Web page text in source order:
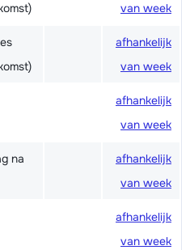
van week
afhankelijk
van week
afhankelijk
van week
na
afhankelijk
van week
afhankelijk
van week